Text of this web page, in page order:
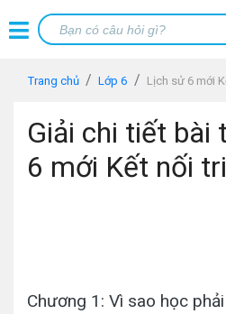
Trang chủ Lớp 6 Lịch sử 6 mới
Giải chi tiết bài
6 mới Kết nối
Chương 1: Vì sao học